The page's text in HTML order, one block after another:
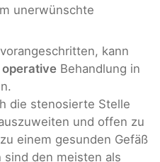
unerwünschte
kann
operative Behandlung in
die stenosierte Stelle
und offen zu
zu einem gesunden Gefäß
den meisten als